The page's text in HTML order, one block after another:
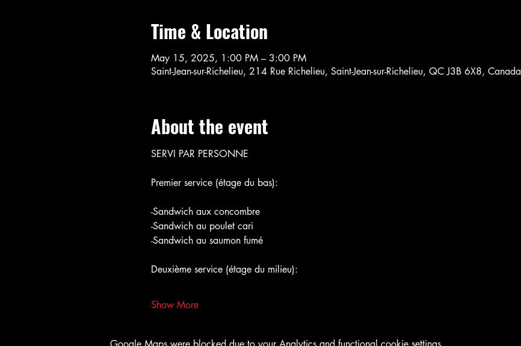
Time & Location
May 15, 2025, 1:00 PM – 3:00 PM
Saint-Jean-sur-Richelieu, 214 Rue Richelieu, Saint-Jean-sur-Richelieu, QC J3B 6X8, Canada
About the event
SERVI PAR PERSONNE
Premier service (étage du bas):
-Sandwich aux concombre
-Sandwich au poulet cari
-Sandwich au saumon fumé
Deuxième service (étage du milieu):
Show More